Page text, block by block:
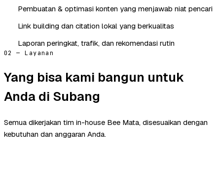
Pembuatan & optimasi konten yang menjawab niat pencari
Link building dan citation lokal yang berkualitas
Laporan peringkat, trafik, dan rekomendasi rutin
02 — Layanan
Yang bisa kami bangun untuk
Anda di Subang
Semua dikerjakan tim in-house Bee Mata, disesuaikan dengan
kebutuhan dan anggaran Anda.